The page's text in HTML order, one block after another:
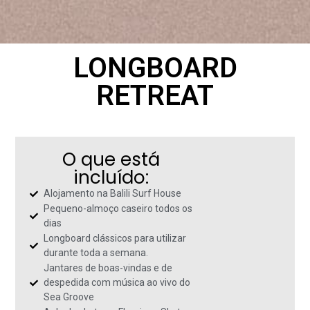
LONGBOARD
RETREAT
O que está
incluído:
Alojamento na Balili Surf House
Pequeno-almoço caseiro todos os
dias
Longboard clássicos para utilizar
durante toda a semana.
Jantares de boas-vindas e de
despedida com música ao vivo do
Sea Groove